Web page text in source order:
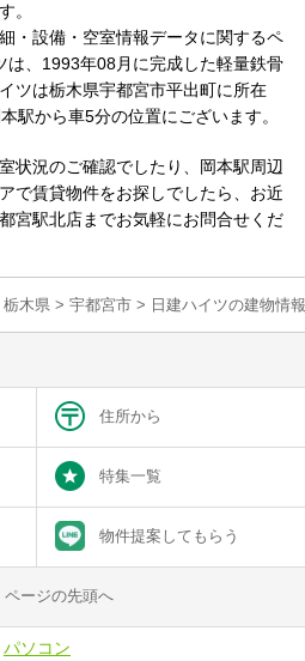
。
・設備・空室情報データに関するペ
は、1993年08月に完成した軽量鉄骨
ツは栃木県宇都宮市平出町に所在
駅から車5分の位置にございます。
状況のご確認でしたり、岡本駅周辺
で賃貸物件をお探しでしたら、お近
宮駅北店までお気軽にお問合せくだ
栃木県 > 宇都宮市 > 日建ハイツの建物情
住所から
特集一覧
物件提案してもらう
ページの先頭へ
パソコン